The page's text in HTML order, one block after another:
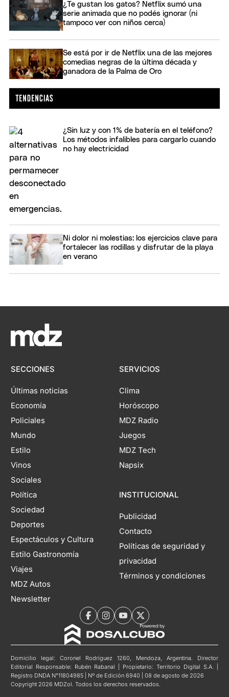
¿Te gustan los gatos? Netflix sumó una
serie animada que no podés ignorar (ni
tampoco ver con niños cerca)
Se está por ir de Netflix una de las mejores
comedias negras de la última década y
ganadora de la Palma de Oro
¿Sin luz y con 1% de batería en el teléfono?
Los métodos infalibles para cargarlo cuando
no hay electricidad
Ni dolor ni molestias: los ejercicios clave para
fortalecer las rodillas y disfrutar de la playa
en verano
SECCIONES
Últimas noticias
Economía
Policiales
Mundo
Estilo
Vinos
Sociales
Política
Sociedad
Deportes
Espectáculos y Cultura
Estilo Gastronomía
Viajes
MDZ Autos
Newsletter
SERVICIOS
Clima
Horóscopo
MDZ Radio
Juegos
MDZ Tech
Napsix
INSTITUCIONAL
Publicidad
Contacto
Políticas de seguridad y
privacidad
Términos y condiciones
Domicilio legal: Coronel Rodríguez 1260, Mendoza, Argentina. Director
Editorial Responsable: Rubén Rabanal | Propietario: Territorio Digital S.A. |
Registro DNDA N°11804985 | Nº de Edición 6940 | 08 de agosto de 2026
Copyright 2026 MDZol. Todos los derechos reservados.